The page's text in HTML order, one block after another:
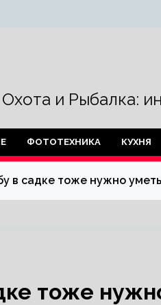
Охота и Рыбалка:
ФОТОТЕХНИКА КУХНЯ
в садке тоже нужно уметь
тоже